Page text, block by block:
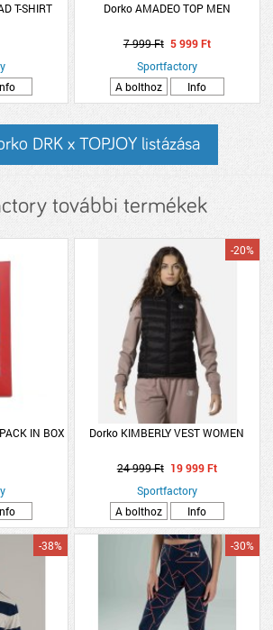
T-SHIRT
Dorko AMADEO TOP MEN
7 999 Ft 5 999 Ft
Sportfactory
A bolthoz
Info
DRK x TOPJOY listázása
további termékek
IN BOX Dorko KIMBERLY VEST WOMEN
-20%
24 999 Ft 19 999 Ft
Sportfactory
A bolthoz
Info
-38% -30%